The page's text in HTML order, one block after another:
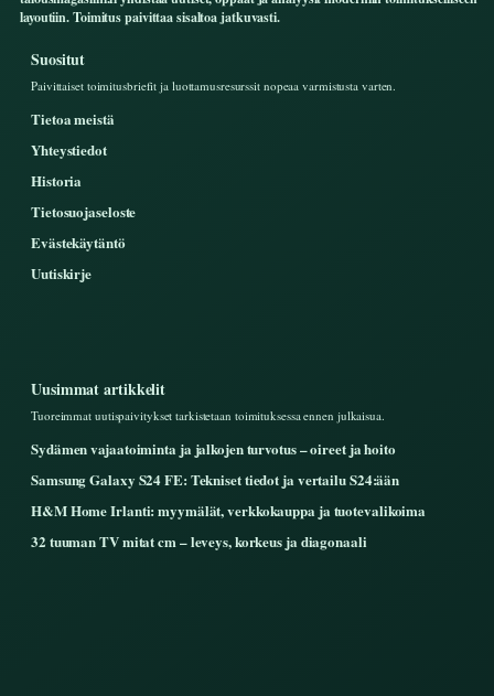
layoutiin. Toimitus paivittaa sisaltoa jatkuvasti.
Suositut
Paivittaiset toimitusbriefit ja luottamusresurssit nopeaa varmistusta varten.
Tietoa meistä
Yhteystiedot
Historia
Tietosuojaseloste
Evästekäytäntö
Uutiskirje
Uusimmat artikkelit
Tuoreimmat uutispaivitykset tarkistetaan toimituksessa ennen julkaisua.
Sydämen vajaatoiminta ja jalkojen turvotus – oireet ja hoito
Samsung Galaxy S24 FE: Tekniset tiedot ja vertailu S24:ään
H&M Home Irlanti: myymälät, verkkokauppa ja tuotevalikoima
32 tuuman TV mitat cm – leveys, korkeus ja diagonaali